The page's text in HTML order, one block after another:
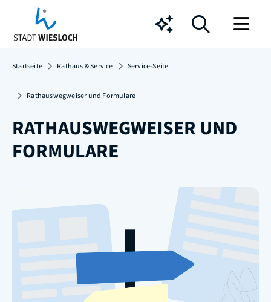
Chatbot
Startseite Rathaus & Service Service-Seite
Rathauswegweiser und Formulare
RATHAUSWEGWEISER UND
FORMULARE